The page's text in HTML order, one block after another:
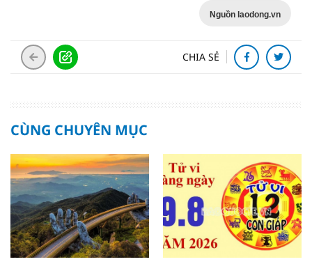
Nguồn laodong.vn
CHIA SẺ
CÙNG CHUYÊN MỤC